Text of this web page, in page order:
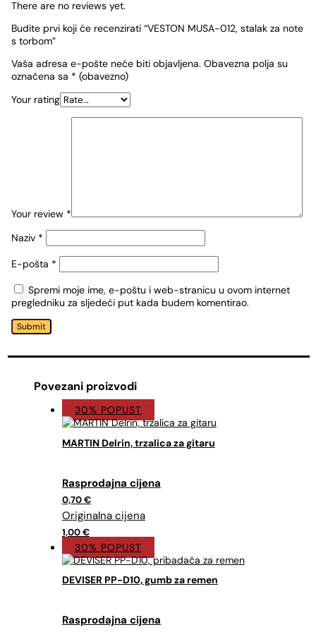
There are no reviews yet.
Budite prvi koji će recenzirati “VESTON MUSA-012, stalak za note
s torbom”
Vaša adresa e-pošte neće biti objavljena. Obavezna polja su
označena sa * (obavezno)
Your rating
Your review *
Naziv *
E-pošta *
Spremi moje ime, e-poštu i web-stranicu u ovom internet
pregledniku za sljedeći put kada budem komentirao.
Submit
Povezani proizvodi
30% POPUST
MARTIN Delrin, trzalica za gitaru
1,00€
Izvorna
cijena
bila
je:
1,00 €.
0,70€
Trenutna
cijena
je:
0,70 €.
30% POPUST
DEVISER PP-D10, gumb za remen
Izvorna
Trenutna